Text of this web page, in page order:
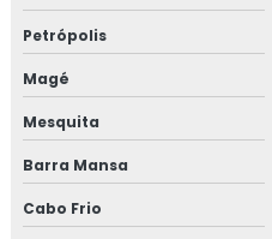
Petrópolis
Magé
Mesquita
Barra Mansa
Cabo Frio